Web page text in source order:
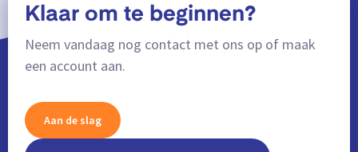
Klaar om te beginnen?
Neem vandaag nog contact met ons op of maak
een account aan.
Aan de slag